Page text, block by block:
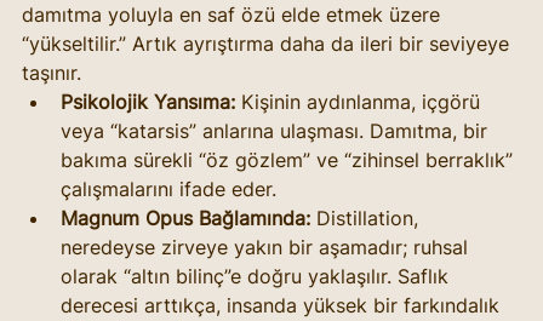
damıtma yoluyla en saf özü elde etmek üzere
“yükseltilir.” Artık ayrıştırma daha da ileri bir seviyeye
taşınır.
Psikolojik Yansıma: Kişinin aydınlanma, içgörü
veya “katarsis” anlarına ulaşması. Damıtma, bir
bakıma sürekli “öz gözlem” ve “zihinsel berraklık”
çalışmalarını ifade eder.
Magnum Opus Bağlamında: Distillation,
neredeyse zirveye yakın bir aşamadır; ruhsal
olarak “altın bilinç”e doğru yaklaşılır. Saflık
derecesi arttıkça, insanda yüksek bir farkındalık